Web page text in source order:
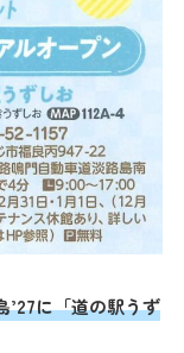
に「道の駅うず